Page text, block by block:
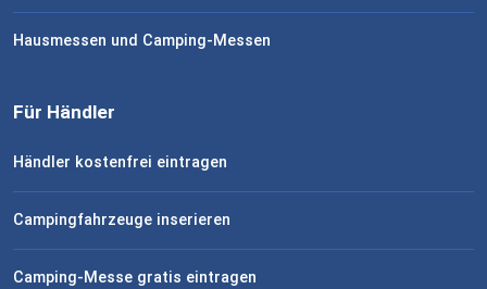
Hausmessen und Camping-Messen
Für Händler
Händler kostenfrei eintragen
Campingfahrzeuge inserieren
Camping-Messe gratis eintragen